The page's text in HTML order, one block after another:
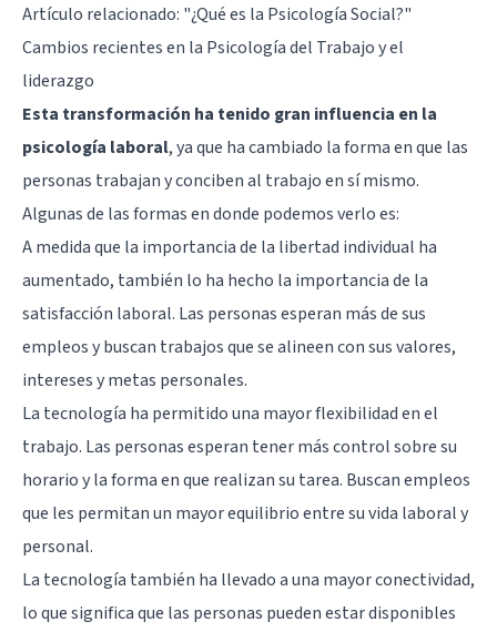
Artículo relacionado: "¿Qué es la Psicología Social?"
Cambios recientes en la Psicología del Trabajo y el
liderazgo
Esta transformación ha tenido gran influencia en la
psicología laboral, ya que ha cambiado la forma en que las
personas trabajan y conciben al trabajo en sí mismo.
Algunas de las formas en donde podemos verlo es:
A medida que la importancia de la libertad individual ha
aumentado, también lo ha hecho la importancia de la
satisfacción laboral. Las personas esperan más de sus
empleos y buscan trabajos que se alineen con sus valores,
intereses y metas personales.
La tecnología ha permitido una mayor flexibilidad en el
trabajo. Las personas esperan tener más control sobre su
horario y la forma en que realizan su tarea. Buscan empleos
que les permitan un mayor equilibrio entre su vida laboral y
personal.
La tecnología también ha llevado a una mayor conectividad,
lo que significa que las personas pueden estar disponibles